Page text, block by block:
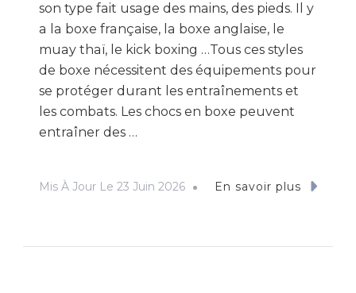
son type fait usage des mains, des pieds. Il y
a la boxe française, la boxe anglaise, le
muay thaï, le kick boxing …Tous ces styles
de boxe nécessitent des équipements pour
se protéger durant les entraînements et
les combats. Les chocs en boxe peuvent
entraîner des …
Mis À Jour Le 23 Juin 2026 En savoir plus